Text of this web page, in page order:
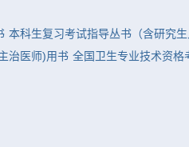
本科生复习考试指导丛书（含研究
治医师)用书 全国卫生专业技术资格